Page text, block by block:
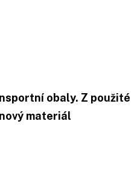
obaly. Z použité
materiál